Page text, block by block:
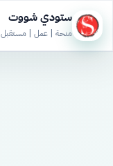
ستودي شووت
منحة | عمل | مستقبل